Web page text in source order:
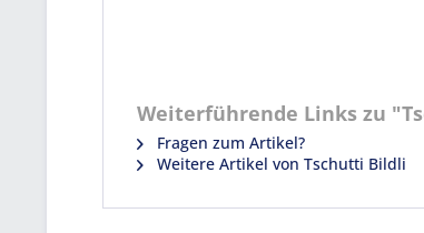
Weiterführende Links zu
Fragen zum Artikel?
Weitere Artikel von Tschutti Bildli